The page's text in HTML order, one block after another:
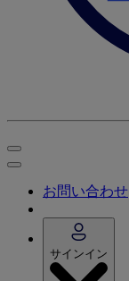
お問い合わせ
サインイン